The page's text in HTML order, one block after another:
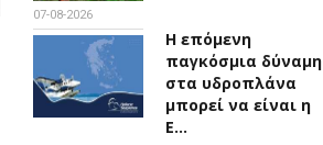
07-08-2026
Η επόμενη
παγκόσμια δύναμη
στα υδροπλάνα
μπορεί να είναι η
Ε…